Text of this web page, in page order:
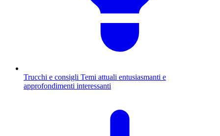
Trucchi e consigli Temi attuali entusiasmanti e
approfondimenti interessanti